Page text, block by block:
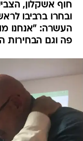
חוף אשקלון,
ובחרו ברביבו
העשרה: "אנחנו
פה וגם הבחירות